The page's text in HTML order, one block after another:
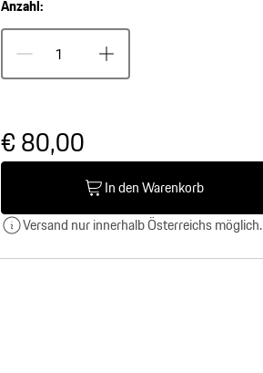
Anzahl:
€ 80,00
In den Warenkorb
Versand nur innerhalb Österreichs möglich.